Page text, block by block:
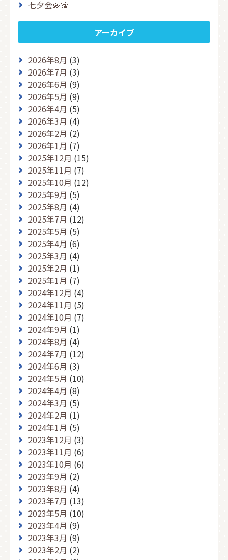
七夕会💫🎋
アーカイブ
2026年8月 (3)
2026年7月 (3)
2026年6月 (9)
2026年5月 (9)
2026年4月 (5)
2026年3月 (4)
2026年2月 (2)
2026年1月 (7)
2025年12月 (15)
2025年11月 (7)
2025年10月 (12)
2025年9月 (5)
2025年8月 (4)
2025年7月 (12)
2025年5月 (5)
2025年4月 (6)
2025年3月 (4)
2025年2月 (1)
2025年1月 (7)
2024年12月 (4)
2024年11月 (5)
2024年10月 (7)
2024年9月 (1)
2024年8月 (4)
2024年7月 (12)
2024年6月 (3)
2024年5月 (10)
2024年4月 (8)
2024年3月 (5)
2024年2月 (1)
2024年1月 (5)
2023年12月 (3)
2023年11月 (6)
2023年10月 (6)
2023年9月 (2)
2023年8月 (4)
2023年7月 (13)
2023年5月 (10)
2023年4月 (9)
2023年3月 (9)
2023年2月 (2)